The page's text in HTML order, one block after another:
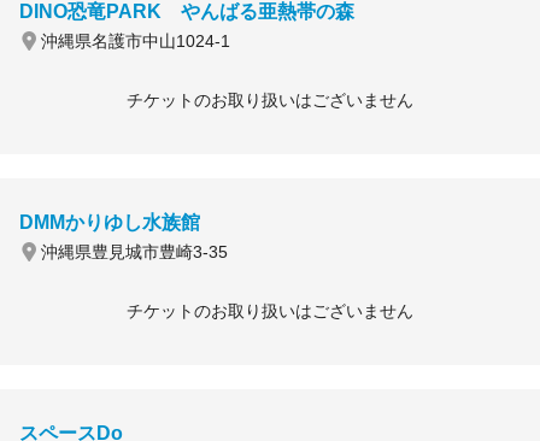
DINO恐竜PARK やんばる亜熱帯の森
沖縄県名護市中山1024-1
チケットのお取り扱いはございません
DMMかりゆし水族館
沖縄県豊見城市豊崎3-35
チケットのお取り扱いはございません
スペースDo